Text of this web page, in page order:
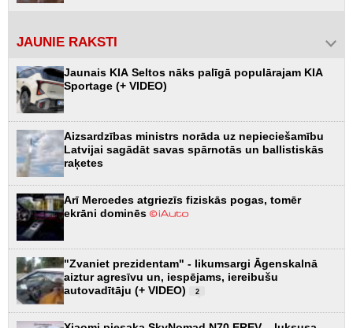
JAUNIE RAKSTI
Jaunais KIA Seltos nāks palīgā populārajam KIA
Sportage (+ VIDEO)
Aizsardzības ministrs norāda uz nepieciešamību
Latvijai sagādāt savas spārnotās un ballistiskās
raķetes
Arī Mercedes atgriezīs fiziskās pogas, tomēr
ekrāni dominēs
"Zvaniet prezidentam" - likumsargi Āgenskalnā
aiztur agresīvu un, iespējams, iereibušu
autovadītāju (+ VIDEO)
2